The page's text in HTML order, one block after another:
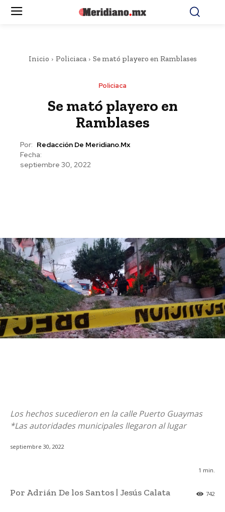
Inicio Policiaca Se mató playero en Ramblases
Policiaca
Se mató playero en
Ramblases
Por: Redacción De Meridiano.mx
Fecha:
septiembre 30, 2022
Los hechos sucedieron en la calle Puerto Guaymas
*Las autoridades municipales llegaron al lugar
septiembre 30, 2022
1 min.
742
Por Adrián De los Santos | Jesús Calata